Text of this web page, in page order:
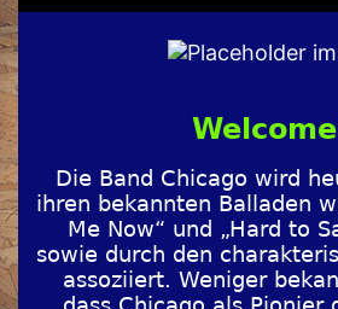
Die Band Chicago wird
ihren bekannten Balladen
Me Now“ und „Hard to
sowie durch den
assoziiert. Weniger